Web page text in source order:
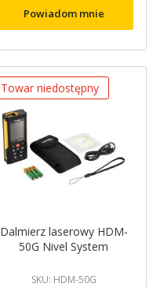
Powiadom mnie
Towar niedostępny
Dalmierz laserowy HDM-
50G Nivel System
SKU: HDM-50G